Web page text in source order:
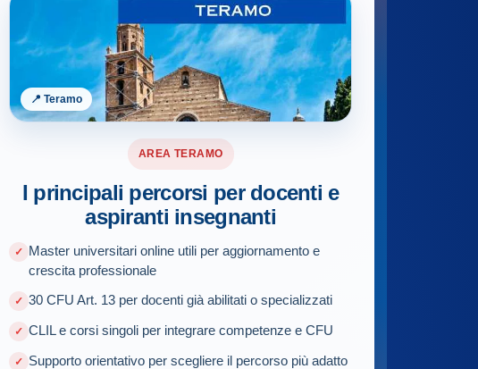
📍 Teramo
AREA TERAMO
I principali percorsi per docenti e
aspiranti insegnanti
Master universitari online utili per aggiornamento e
crescita professionale
30 CFU Art. 13 per docenti già abilitati o specializzati
CLIL e corsi singoli per integrare competenze e CFU
Supporto orientativo per scegliere il percorso più adatto